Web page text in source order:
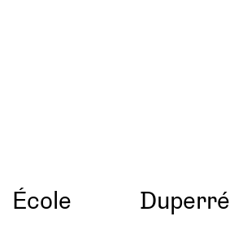
École Duperré